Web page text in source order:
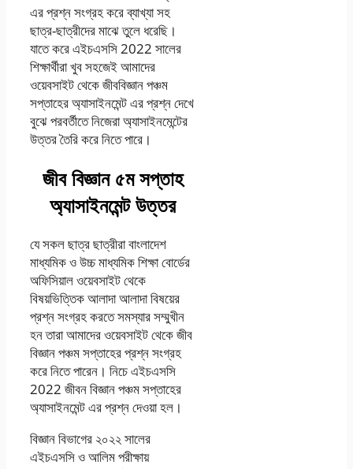
এর প্রশ্ন সংগ্রহ করে ব্যাখ্যা সহ
ছাত্র-ছাত্রীদের মাঝে তুলে ধরেছি।
যাতে করে এইচএসসি 2022 সালের
শিক্ষার্থীরা খুব সহজেই আমাদের
ওয়েবসাইট থেকে জীববিজ্ঞান পঞ্চম
সপ্তাহের অ্যাসাইনমেন্ট এর প্রশ্ন দেখে
বুঝে পরবর্তীতে নিজেরা অ্যাসাইনমেন্টের
উত্তর তৈরি করে নিতে পারে।
জীব বিজ্ঞান ৫ম সপ্তাহ
অ্যাসাইনমেন্ট উত্তর
যে সকল ছাত্র ছাত্রীরা বাংলাদেশ
মাধ্যমিক ও উচ্চ মাধ্যমিক শিক্ষা বোর্ডের
অফিসিয়াল ওয়েবসাইট থেকে
বিষয়ভিত্তিক আলাদা আলাদা বিষয়ের
প্রশ্ন সংগ্রহ করতে সমস্যার সম্মুখীন
হন তারা আমাদের ওয়েবসাইট থেকে জীব
বিজ্ঞান পঞ্চম সপ্তাহের প্রশ্ন সংগ্রহ
করে নিতে পারেন। নিচে এইচএসসি
2022 জীবন বিজ্ঞান পঞ্চম সপ্তাহের
অ্যাসাইনমেন্ট এর প্রশ্ন দেওয়া হল।
বিজ্ঞান বিভাগের ২০২২ সালের
এইচএসসি ও আলিম পরীক্ষায়